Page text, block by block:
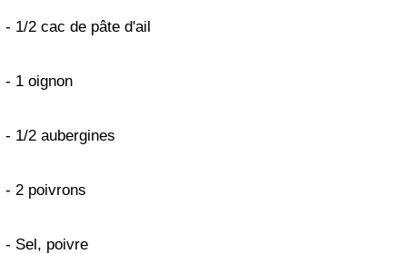
- 1/2 cac de pâte d'ail
- 1 oignon
- 1/2 aubergines
- 2 poivrons
- Sel, poivre